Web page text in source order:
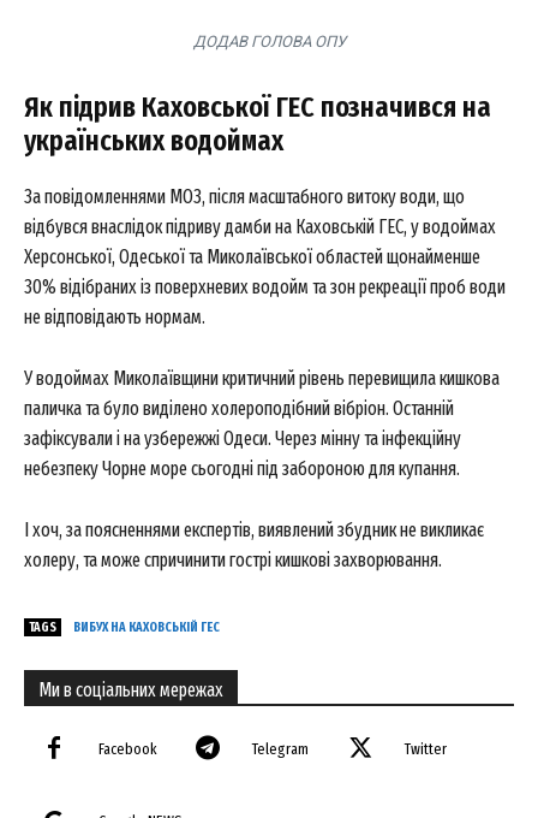
ДОДАВ ГОЛОВА ОПУ
Як підрив Каховської ГЕС позначився на
українських водоймах
За повідомленнями МОЗ, після масштабного витоку води, що
відбувся внаслідок підриву дамби на Каховській ГЕС, у водоймах
Херсонської, Одеської та Миколаївської областей щонайменше
30% відібраних із поверхневих водойм та зон рекреації проб води
не відповідають нормам.
У водоймах Миколаївщини критичний рівень перевищила кишкова
паличка та було виділено холероподібний вібріон. Останній
зафіксували і на узбережжі Одеси. Через мінну та інфекційну
небезпеку Чорне море сьогодні під забороною для купання.
І хоч, за поясненнями експертів, виявлений збудник не викликає
холеру, та може спричинити гострі кишкові захворювання.
TAGS ВИБУХ НА КАХОВСЬКІЙ ГЕС
Ми в соціальних мережах
Facebook Telegram Twitter